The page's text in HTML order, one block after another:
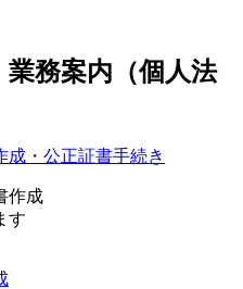
務案内（個人法
成・公正証書手続き
作成
す